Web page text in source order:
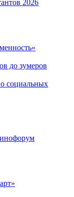
2026
до зумеров
социальных